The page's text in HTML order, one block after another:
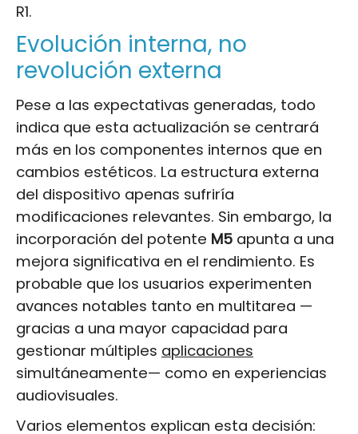
R1.
Evolución interna, no
revolución externa
Pese a las expectativas generadas, todo
indica que esta actualización se centrará
más en los componentes internos que en
cambios estéticos. La estructura externa
del dispositivo apenas sufriría
modificaciones relevantes. Sin embargo, la
incorporación del potente M5 apunta a una
mejora significativa en el rendimiento. Es
probable que los usuarios experimenten
avances notables tanto en multitarea —
gracias a una mayor capacidad para
gestionar múltiples aplicaciones
simultáneamente— como en experiencias
audiovisuales.
Varios elementos explican esta decisión: